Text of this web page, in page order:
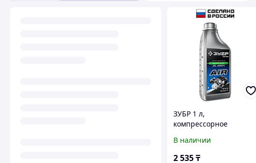
ЗУБР 1 л,
компрессорное
EXTRA (70630-1)
В наличии
2 535₸